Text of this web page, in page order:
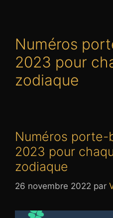
Numéros
2023 pour
zodiaque
Numéros porte-
2023 pour
zodiaque
26 novembre 2022 par